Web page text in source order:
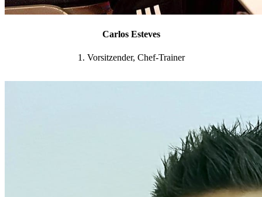
Carlos Esteves
1. Vorsitzender, Chef-Trainer